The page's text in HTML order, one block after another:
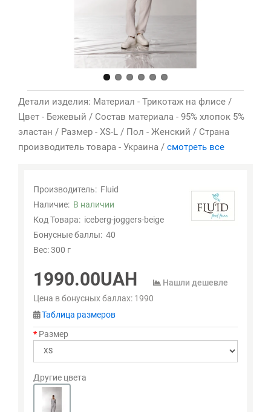
Детали изделия: Материал - Трикотаж на флисе /
Цвет - Бежевый / Состав материала - 95% хлопок 5%
эластан / Размер - XS-L / Пол - Женский / Страна
производитель товара - Украина / смотреть все
Производитель: Fluid
Наличие: В наличии
Код Товара: iceberg-joggers-beige
Бонусные баллы: 40
Вес: 300 г
1990.00UAH
Нашли дешевле
Цена в бонусных баллах: 1990
Таблица размеров
Размер
Другие цвета